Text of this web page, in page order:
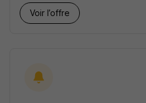
Voir l’offre